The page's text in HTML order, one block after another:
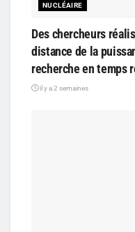
NUCLÉAIRE
Des chercheurs
distance de la
recherche en temps
il y a 2 semaines